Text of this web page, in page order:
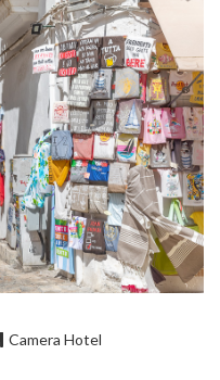
Camera Hotel